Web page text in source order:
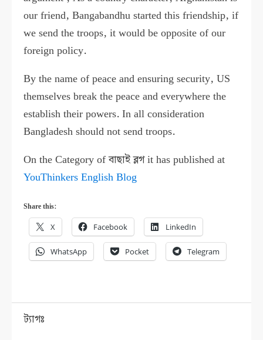
our friend, Bangabandhu started this friendship, if
we send the troops, it would be opposite of our
foreign policy.
By the name of peace and ensuring security, US
themselves break the peace and everywhere the
establish their powers. In all consideration
Bangladesh should not send troops.
On the Category of বাছাই ব্লগ it has published at
YouThinkers English Blog
Share this:
X Facebook LinkedIn
WhatsApp Pocket Telegram
ট্যাগঃ